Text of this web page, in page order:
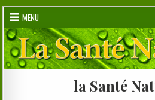
Skip
content
MENU
la Santé